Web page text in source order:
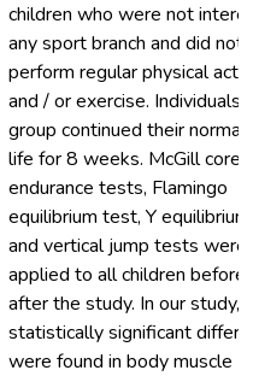
children who were not
any sport branch and did not
perform regular physical
and / or exercise. Individuals
group continued their normal
life for 8 weeks. McGill core
endurance tests, Flamingo
equilibrium test, Y
and vertical jump tests were
applied to all children before
after the study. In our study,
statistically significant
were found in body muscle